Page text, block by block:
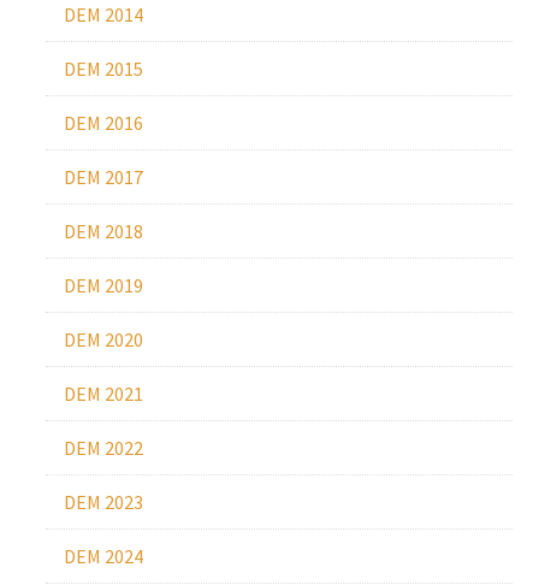
DEM 2014
DEM 2015
DEM 2016
DEM 2017
DEM 2018
DEM 2019
DEM 2020
DEM 2021
DEM 2022
DEM 2023
DEM 2024